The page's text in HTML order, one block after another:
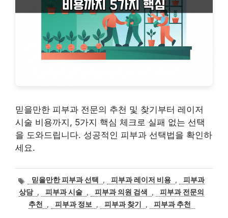
믿을만한 피부과 전문의 추천 및 찾기부터 레이저
시술 비용까지, 5가지 핵심 체크로 실패 없는 선택
을 도와드립니다. 성공적인 피부과 선택법을 확인하
세요.
태
그
믿을만한 피부과 선택 , 피부과 레이저 비용 ,
피부과
상담 , 피부과 시술 , 피부과 의원 검색 ,
피부과 전문의
추천
, 피부과 정보 , 피부과 찾기 , 피부과 추천